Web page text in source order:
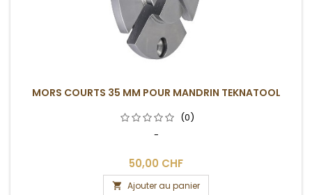
MORS COURTS 35 MM POUR MANDRIN TEKNATOOL
(0)
-
50,00 CHF
 Ajouter au panier